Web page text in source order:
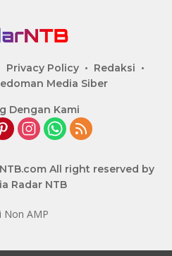
Privacy Policy
Redaksi
Media Siber
Dengan Kami
All right reserved by
Radar NTB
Non AMP